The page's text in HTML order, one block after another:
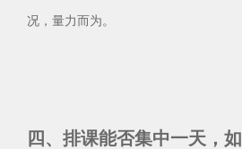
况，量力而为。
四、排课能否集中一天，